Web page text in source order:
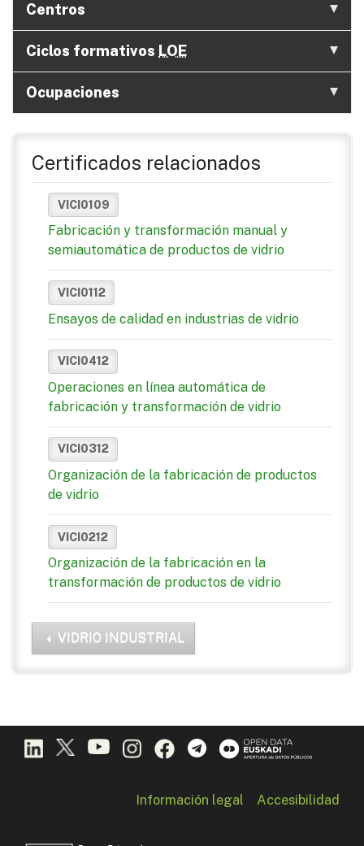
Centros
Ciclos formativos LOE
Ocupaciones
Certificados relacionados
VICI0109
Fabricación y transformación manual y
semiautomática de productos de vidrio
VICI0112
Ensayos de calidad en industrias de vidrio
VICI0412
Operaciones en línea automática de
fabricación y transformación de vidrio
VICI0312
Organización de la fabricación de productos
de vidrio
VICI0212
Organización de la fabricación en la
transformación de productos de vidrio
VIDRIO INDUSTRIAL
Información legal Accesibilidad